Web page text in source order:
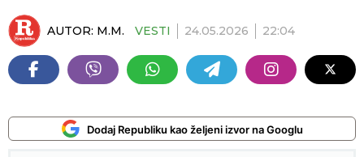
AUTOR: M.M. VESTI 24.05.2026 22:04
Dodaj Republiku kao željeni izvor na Googlu